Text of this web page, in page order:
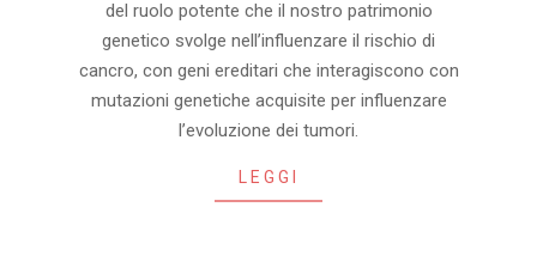
del ruolo potente che il nostro patrimonio
genetico svolge nell’influenzare il rischio di
cancro, con geni ereditari che interagiscono con
mutazioni genetiche acquisite per influenzare
l’evoluzione dei tumori.
LEGGI